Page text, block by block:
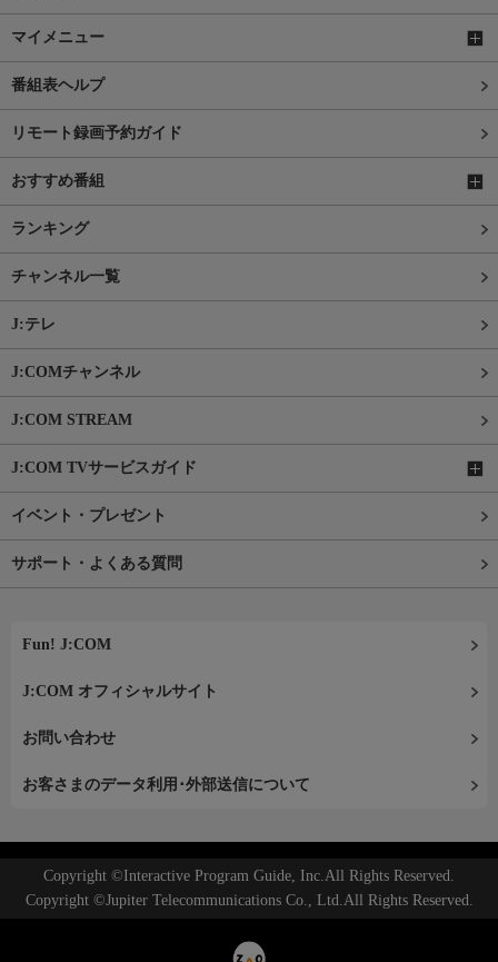
マイメニュー
番組表ヘルプ
リモート録画予約ガイド
おすすめ番組
ランキング
チャンネル一覧
J:テレ
J:COMチャンネル
J:COM STREAM
J:COM TVサービスガイド
イベント・プレゼント
サポート・よくある質問
Fun! J:COM
J:COM オフィシャルサイト
お問い合わせ
お客さまのデータ利用･外部送信について
Copyright ©Interactive Program Guide, Inc.All Rights Reserved.
Copyright ©Jupiter Telecommunications Co., Ltd.All Rights Reserved.